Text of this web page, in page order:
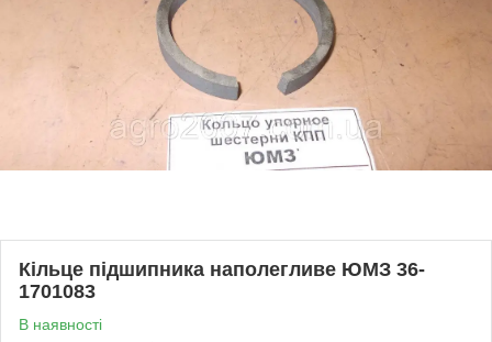
Кільце підшипника наполегливе ЮМЗ 36-
1701083
В наявності